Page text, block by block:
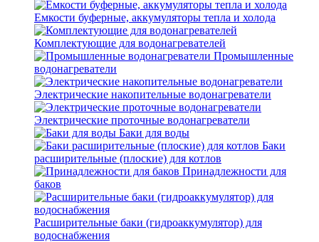
Емкости буферные, аккумуляторы тепла и холода
Комплектующие для водонагревателей
Промышленные
водонагреватели
Электрические накопительные водонагреватели
Электрические проточные водонагреватели
Баки для воды
Баки
расширительные (плоские) для котлов
Принадлежности для
баков
Расширительные баки (гидроаккумулятор) для
водоснабжения